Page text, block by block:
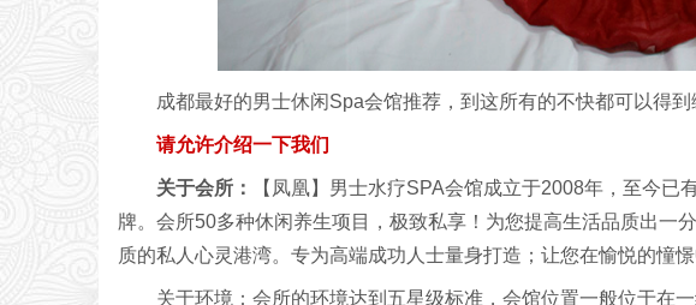
成都最好的男士休闲Spa会馆推荐，到这所有的不快都可以得到
请允许介绍一下我们
关于会所：
【凤凰】男士水疗SPA会馆成立于2008年，至今
牌。会所50多种休闲养生项目，极致私享！为您提高生活品质出一
质的私人心灵港湾。专为高端成功人士量身打造；让您在愉悦的憧
关于环境：会所的环境达到五星级标准，会馆位置一般位于在